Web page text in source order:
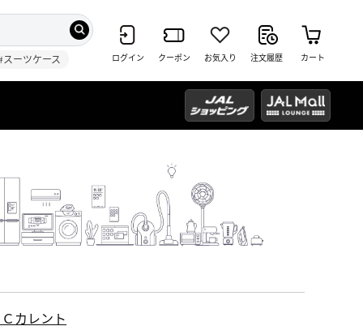
スーツケース ログイン クーポン お気入り 注文履歴 カート
カレント